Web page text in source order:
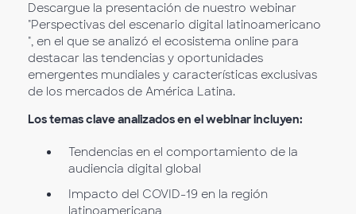
Descargue la presentación de nuestro webinar
"Perspectivas del escenario digital latinoamericano
", en el que se analizó el ecosistema online para
destacar las tendencias y oportunidades
emergentes mundiales y características exclusivas
de los mercados de América Latina.
Los temas clave analizados en el webinar incluyen:
Tendencias en el comportamiento de la
audiencia digital global
Impacto del COVID-19 en la región
latinoamericana